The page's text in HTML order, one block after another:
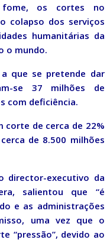
os cortes no
colapso dos serviços
humanitárias da
o mundo.
que se pretende dar
se 37 milhões de
com deficiência.
corte de cerca de 22%
de 8.500 milhões
director-executivo da
salientou que “é
e as administrações
uma vez que o
“pressão”, devido ao